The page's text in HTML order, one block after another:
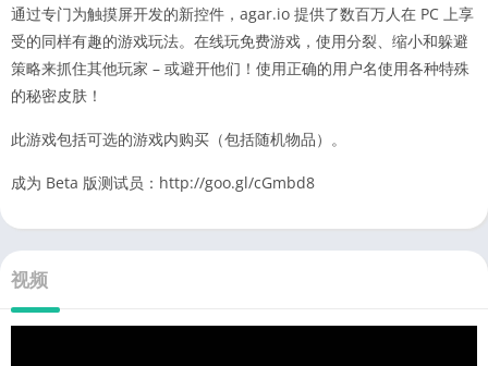
通过专门为触摸屏开发的新控件，agar.io 提供了数百万人在 PC 上享
受的同样有趣的游戏玩法。在线玩免费游戏，使用分裂、缩小和躲避
策略来抓住其他玩家 – 或避开他们！使用正确的用户名使用各种特殊
的秘密皮肤！
此游戏包括可选的游戏内购买（包括随机物品）。
成为 Beta 版测试员：http://goo.gl/cGmbd8
视频